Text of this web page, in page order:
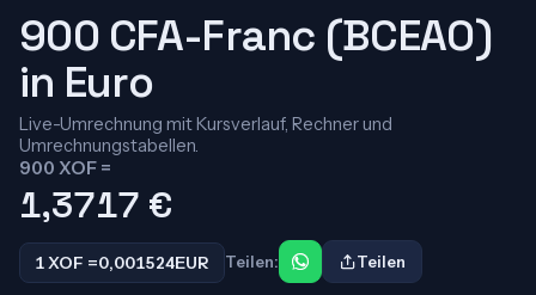
900 CFA-Franc (BCEAO)
in Euro
Live-Umrechnung mit Kursverlauf, Rechner und
Umrechnungstabellen.
900 XOF =
1,3717 €
1 XOF =0,001524EUR Teilen: Teilen